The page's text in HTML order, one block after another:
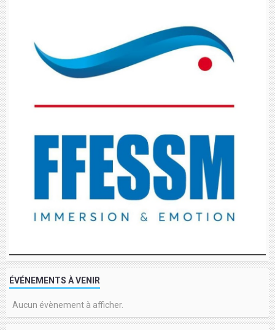
ÉVÉNEMENTS À VENIR
Aucun évènement à afficher.